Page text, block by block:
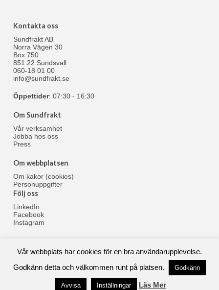
Kontakta oss
Sundfrakt AB
Norra Vägen 30
Box 750
851 22 Sundsvall
060-18 01 00
info@sundfrakt.se
Öppettider: 07:30 - 16:30
Om Sundfrakt
Vår verksamhet
Jobba hos oss
Press
Om webbplatsen
Om kakor (cookies)
Personuppgifter
Följ oss
LinkedIn
Facebook
Instagram
Vår webbplats har cookies för en bra användarupplevelse.
Godkänn detta och välkommen runt på platsen.
Godkänn
Avvisa Inställningar Läs Mer